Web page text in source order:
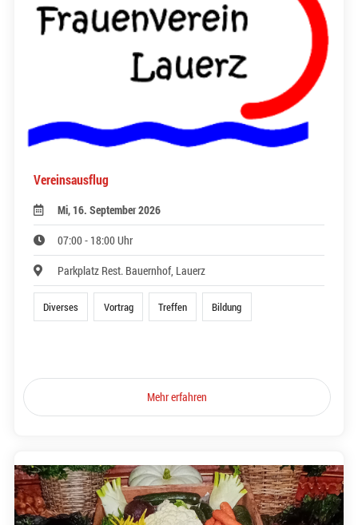
Vereinsausflug
Mi, 16. September 2026
07:00 - 18:00 Uhr
Parkplatz Rest. Bauernhof, Lauerz
Diverses Vortrag Treffen Bildung
Mehr erfahren